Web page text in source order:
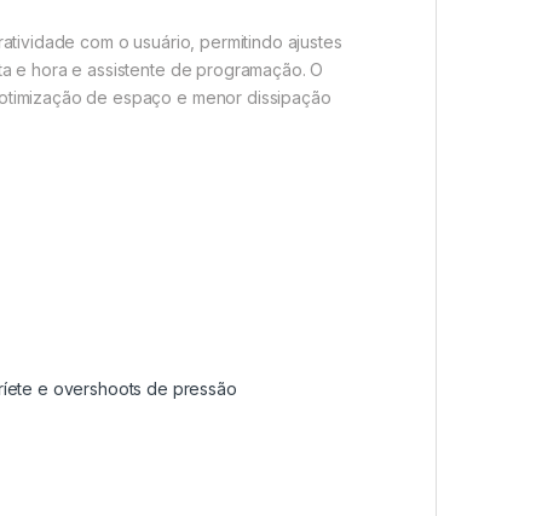
com o usuário, permitindo ajustes
e hora e assistente de programação. O
de espaço e menor dissipação
e overshoots de pressão